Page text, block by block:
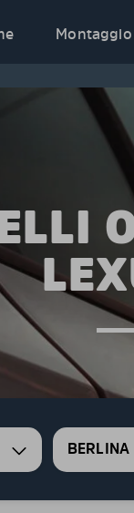
Montaggio
BERLINA